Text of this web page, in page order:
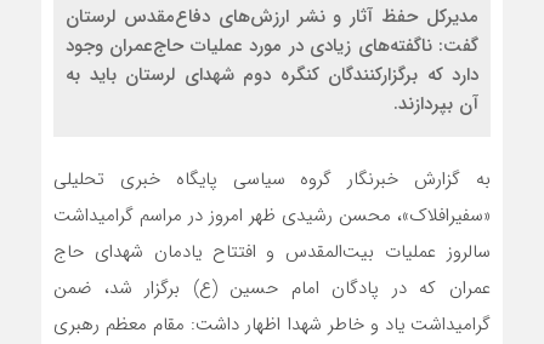
مدیرکل حفظ آثار و نشر ارزش‌های دفاع‌مقدس لرستان
گفت: ناگفته‌های زیادی در مورد عملیات حاج‌عمران وجود
دارد که برگزارکنندگان کنگره دوم شهدای لرستان باید به
آن بپردازند.
به گزارش خبرنگار گروه سیاسی پایگاه خبری تحلیلی
«سفیرافلاک»، محسن رشیدی ظهر امروز در مراسم گرامیداشت
سالروز عملیات بیت‌المقدس و افتتاح یادمان شهدای حاج
عمران که در پادگان امام حسین (ع) برگزار شد، ضمن
گرامیداشت یاد و خاطر شهدا اظهار داشت: مقام معظم رهبری